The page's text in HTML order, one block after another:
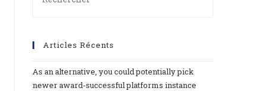
Articles Récents
As an alternative, you could potentially pick
newer award-successful platforms instance